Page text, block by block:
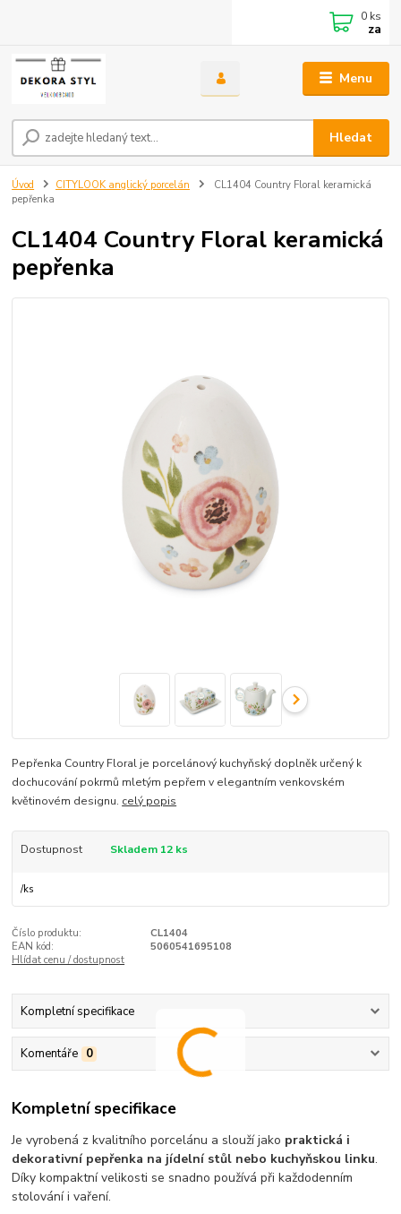
Menu
Hledat
0 ks
za
Úvod CITYLOOK anglický porcelán
CL1404 Country Floral keramická
pepřenka
CL1404 Country Floral keramická
pepřenka
Pepřenka Country Floral je porcelánový kuchyňský doplněk určený k
dochucování pokrmů mletým pepřem v elegantním venkovském
květinovém designu. celý popis
Dostupnost Skladem 12 ks
/ks
Číslo produktu:
CL1404
EAN kód:
5060541695108
Hlídat cenu / dostupnost
Kompletní specifikace
Komentáře 0
Kompletní specifikace
Je vyrobená z kvalitního porcelánu a slouží jako praktická i
dekorativní pepřenka na jídelní stůl nebo kuchyňskou linku.
Díky kompaktní velikosti se snadno používá při každodenním
stolování i vaření.